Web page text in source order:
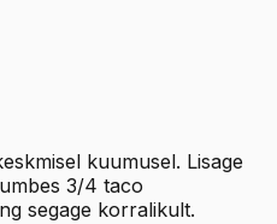
kuumusel. Lisage
3/4 taco
segage korralikult.